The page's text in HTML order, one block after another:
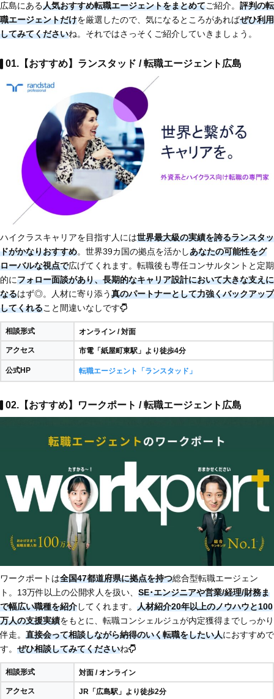
広島にある人気おすすめ転職エージェントをまとめてご紹介。 評判の転
職エージェントだけを厳選したので、気になるところがあればぜひ利用
してみてくださいね。それではさっそくご紹介していきましょう。
01.【おすすめ】ランスタッド / 転職エージェント広島
ハイクラスキャリアを目指す人には世界最大級の実績を誇るランスタッ
ドがかなりおすすめ。世界39カ国の拠点を活かしあなたの可能性をグ
ローバルな視点で広げてくれます。転職後も専任コンサルタントと定期
的にフォロー面談があり、長期的なキャリア設計において大きな支えに
なるはず◎。人材に寄り添う真のパートナーとして力強くバックアップ
してくれること間違いなしです
相談形式 オンライン / 対面
アクセス 市電「紙屋町東駅」より徒歩4分
公式HP 転職エージェント「ランスタッド」
02.【おすすめ】ワークポート / 転職エージェント広島
ワークポートは全国47都道府県に拠点を持つ総合型転職エージェン
ト。13万件以上の公開求人を扱い、 SE･エンジニアや営業/経理/財務ま
で幅広い職種を紹介してくれます。 人材紹介20年以上のノウハウと100
万人の支援実績をもとに、転職コンシェルジュが内定獲得までしっかり
伴走。 直接会って相談しながら納得のいく転職をしたい人におすすめで
す。 ぜひ相談してみてくださいね
相談形式 対面 / オンライン
アクセス JR「広島駅」より徒歩2分